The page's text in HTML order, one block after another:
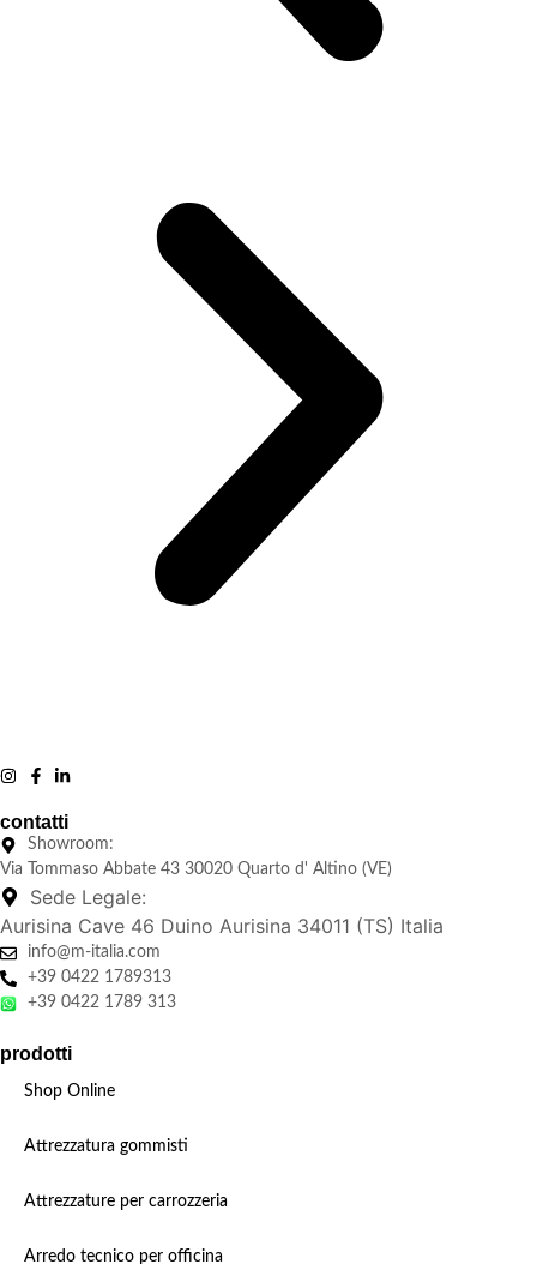
contatti
Showroom:
Via Tommaso Abbate 43 30020 Quarto d' Altino (VE)
Sede Legale:
Aurisina Cave 46 Duino Aurisina 34011 (TS) Italia
info@m-italia.com
+39 0422 1789313
+39 0422 1789 313
prodotti
Shop Online
Attrezzatura gommisti
Attrezzature per carrozzeria
Arredo tecnico per officina